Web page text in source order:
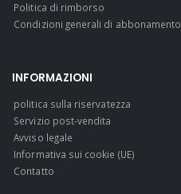
Politica di rimborso
Condizioni generali di abbonamento
INFORMAZIONI
politica sulla riservatezza
Servizio post-vendita
Avviso legale
Informativa sui cookie (UE)
Contatto